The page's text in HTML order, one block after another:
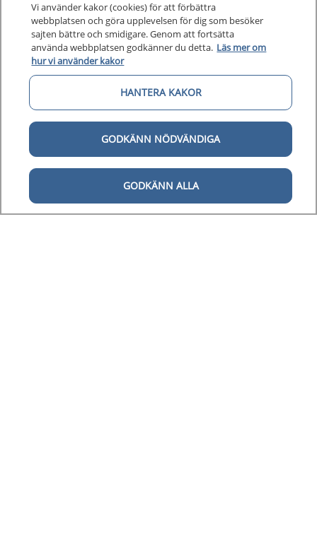
Vi använder kakor (cookies) för att förbättra
webbplatsen och göra upplevelsen för dig som besöker
sajten bättre och smidigare. Genom att fortsätta
använda webbplatsen godkänner du detta. Läs mer om
hur vi använder kakor
HANTERA KAKOR
GODKÄNN NÖDVÄNDIGA
GODKÄNN ALLA